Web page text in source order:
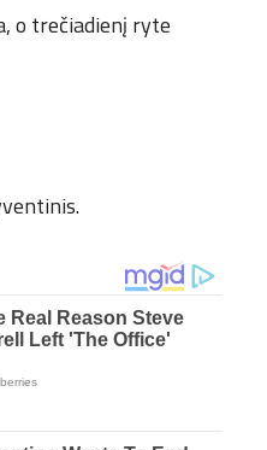
o trečiadienį ryte